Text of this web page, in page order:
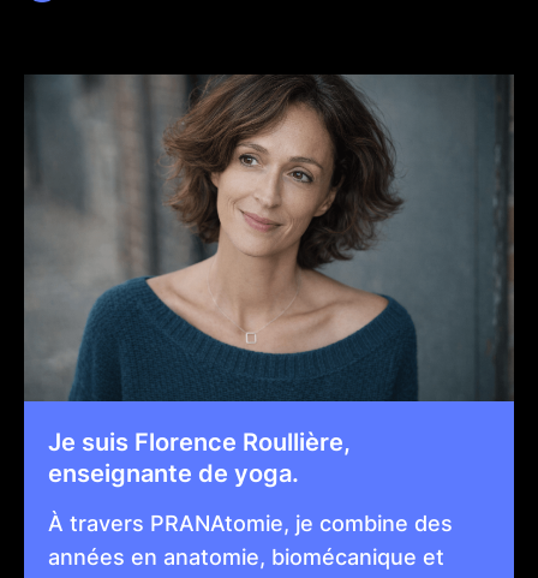
Je suis Florence Roullière,
enseignante de yoga.
À travers PRANAtomie, je combine des
années en anatomie, biomécanique et